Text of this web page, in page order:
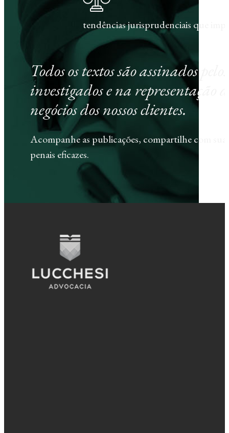
tendências jurisprudenciais que
Todos os textos são assinados
investigados e na representação
negócios dos nossos clientes.
Acompanhe as publicações, compartilhe com
penais eficazes.